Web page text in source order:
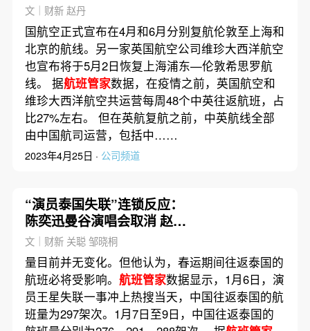
文｜财新 赵丹
国航空正式宣布在4月和6月分别复航伦敦至上海和
北京的航线。另一家英国航空公司维珍大西洋航空
也宣布将于5月2日恢复上海浦东—伦敦希思罗航
线。 据航班管家数据，在疫情之前，英国航空和
维珍大西洋航空共运营每周48个中英往返航班，占
比27%左右。 但在英航复航之前，中英航线全部
由中国航司运营，包括中……
2023年4月25日 · 公司频道
“演员泰国失联”连锁反应：
陈奕迅曼谷演唱会取消 赵本
山巡演延期
文｜财新 关聪 邹晓桐
量目前并无变化。但他认为，春运期间往返泰国的
航班必将受影响。 航班管家数据显示，1月6日，演
员王星失联一事冲上热搜当天，中国往返泰国的航
班量为297架次。1月7日至9日，中国往返泰国的